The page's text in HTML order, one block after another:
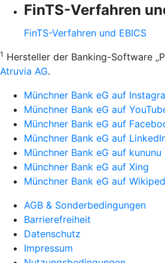
FinTS-Verfahren
FinTS-Verfahren und EBICS
1 Hersteller der Banking-Software
Atruvia AG.
Münchner Bank eG auf
Münchner Bank eG auf
Münchner Bank eG auf
Münchner Bank eG auf
Münchner Bank eG auf kununu
Münchner Bank eG auf Xing
Münchner Bank eG auf
AGB & Sonderbedingungen
Barrierefreiheit
Datenschutz
Impressum